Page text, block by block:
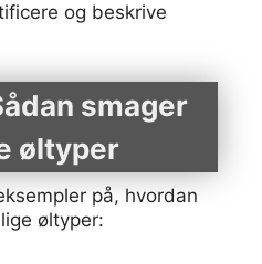
og beskrive
smager
øltyper
på, hvordan
øltyper: